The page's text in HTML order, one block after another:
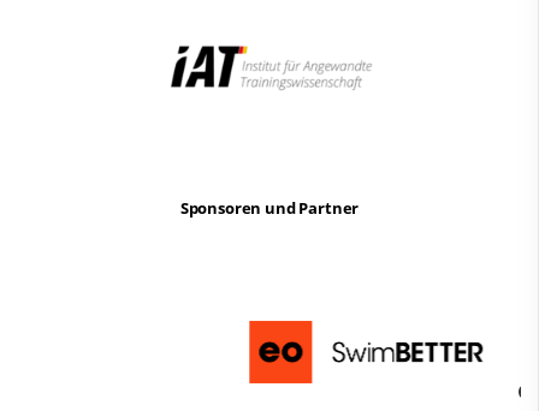
Sponsoren und Partner